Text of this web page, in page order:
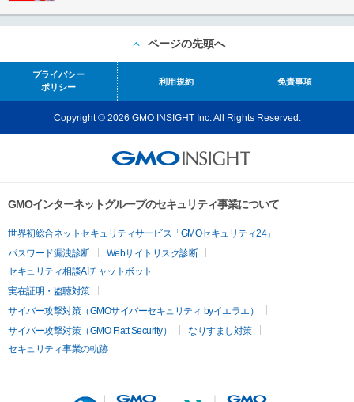
ページの先頭へ
プライバシー
ポリシー
利用規約 免責事項
Copyright © 2026 GMO INSIGHT Inc. All Rights Reserved.
GMOインターネットグループのセキュリティ事業について
世界初総合ネットセキュリティサービス「GMOセキュリティ24」
パスワード漏洩診断
Webサイトリスク診断
セキュリティ相談AIチャットボット
実在証明・盗聴対策
サイバー攻撃対策（GMOサイバーセキュリティ byイエラエ）
サイバー攻撃対策（GMO Flatt Security）
なりすまし対策
セキュリティ事業の軌跡